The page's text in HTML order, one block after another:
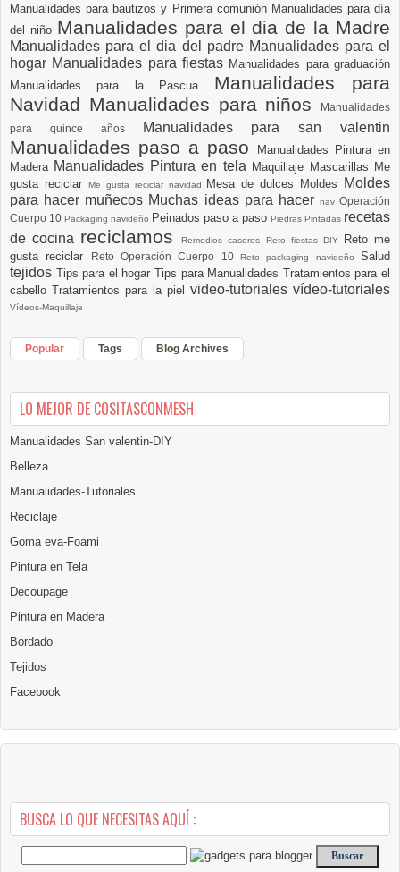
Manualidades para bautizos y Primera comunión Manualidades para día
del niño Manualidades para el dia de la Madre
Manualidades para el dia del padre Manualidades para el
hogar Manualidades para fiestas Manualidades para graduación
Manualidades para la Pascua Manualidades para
Navidad Manualidades para niños
Manualidades
para quince años
Manualidades para san valentin
Manualidades paso a paso
Manualidades Pintura en
Madera Manualidades Pintura en tela Maquillaje Mascarillas Me
gusta reciclar
Me gusta reciclar navidad Mesa de dulces Moldes
Moldes
para hacer muñecos Muchas ideas para hacer nav Operación
Cuerpo 10 Packaging navideño Peinados paso a paso Piedras Pintadas recetas
de cocina reciclamosRemedios caseros Reto fiestas DIY Reto me
gusta reciclar
Reto Operación Cuerpo 10Reto packaging navideñoSalud
tejidos Tips para el hogarTips para Manualidades Tratamientos para el
cabello Tratamientos para la piel video-tutoriales vídeo-tutoriales
Vídeos-Maquillaje
Popular Tags Blog Archives
LO MEJOR DE COSITASCONMESH
Manualidades San valentin-DIY
Belleza
Manualidades-Tutoriales
Reciclaje
Goma eva-Foami
Pintura en Tela
Decoupage
Pintura en Madera
Bordado
Tejidos
Facebook
BUSCA LO QUE NECESITAS AQUÍ :